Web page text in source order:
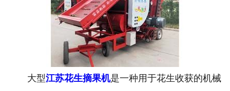
新闻中心
厂房设备
联系我们
大型江苏花生摘果机是一种用于花生收获的机械